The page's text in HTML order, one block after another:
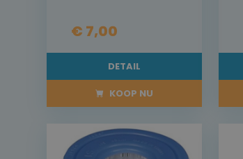
€ 7,00
DETAIL
KOOP NU